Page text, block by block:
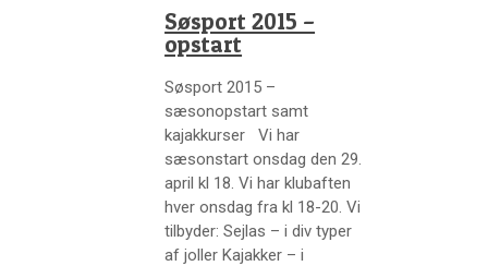
Søsport 2015 –
opstart
Søsport 2015 –
sæsonopstart samt
kajakkurser Vi har
sæsonstart onsdag den 29.
april kl 18. Vi har klubaften
hver onsdag fra kl 18-20. Vi
tilbyder: Sejlas – i div typer
af joller Kajakker – i